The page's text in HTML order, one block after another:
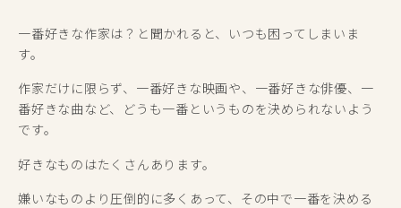
一番好きな作家は？と聞かれると、いつも困ってしまいま
す。
作家だけに限らず、一番好きな映画や、一番好きな俳優、一
番好きな曲など、どうも一番というものを決められないよう
です。
好きなものはたくさんあります。
嫌いなものより圧倒的に多くあって、その中で一番を決める